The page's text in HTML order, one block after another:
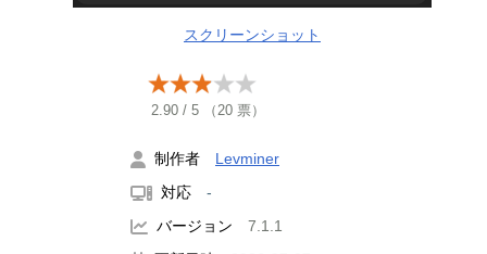
スクリーンショット
2.90 / 5 （ 20 票）
制作者 Levminer
対応 -
バージョン 7.1.1